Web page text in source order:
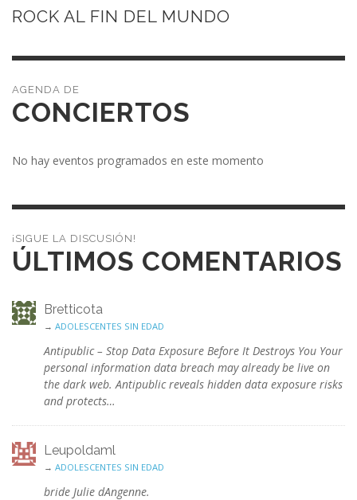
ROCK AL FIN DEL MUNDO
CONCIERTOS
No hay eventos programados en este momento
¡SIGUE LA DISCUSIÓN!
ÚLTIMOS COMENTARIOS
Bretticota
→ ADOLESCENTES SIN EDAD
Antipublic – Stop Data Exposure Before It Destroys You Your
personal information data breach may already be live on
the dark web. Antipublic reveals hidden data exposure risks
and protects…
Leupoldaml
→ ADOLESCENTES SIN EDAD
bride Julie dAngenne.